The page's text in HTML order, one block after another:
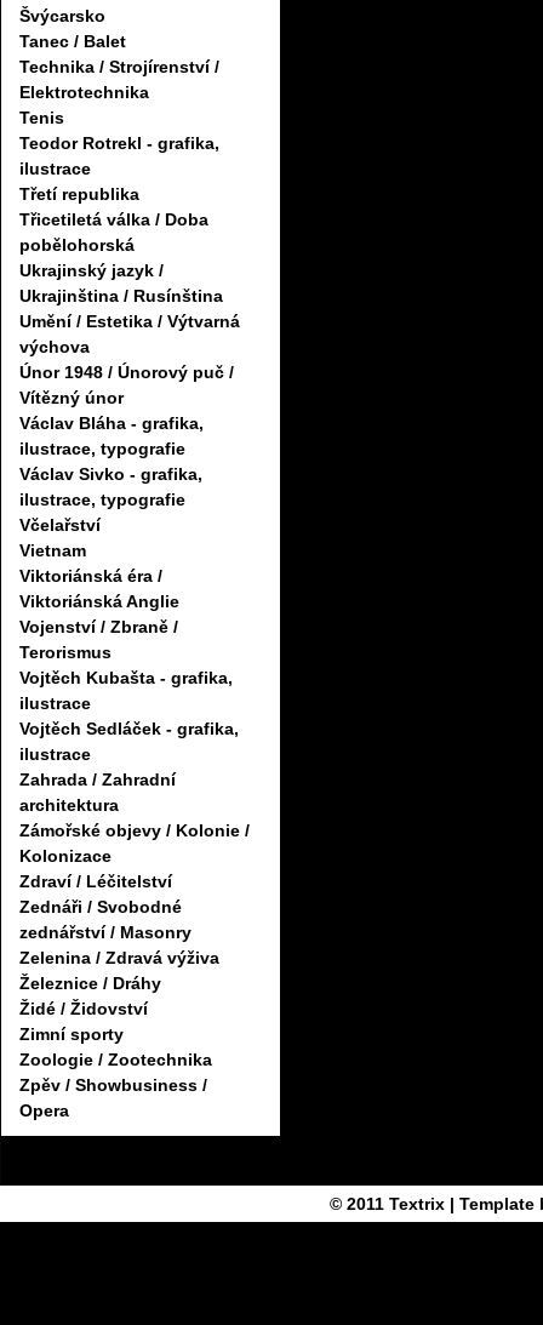
Švýcarsko
Tanec / Balet
Technika / Strojírenství /
Elektrotechnika
Tenis
Teodor Rotrekl - grafika,
ilustrace
Třetí republika
Třicetiletá válka / Doba
pobělohorská
Ukrajinský jazyk /
Ukrajinština / Rusínština
Umění / Estetika / Výtvarná
výchova
Únor 1948 / Únorový puč /
Vítězný únor
Václav Bláha - grafika,
ilustrace, typografie
Václav Sivko - grafika,
ilustrace, typografie
Včelařství
Vietnam
Viktoriánská éra /
Viktoriánská Anglie
Vojenství / Zbraně /
Terorismus
Vojtěch Kubašta - grafika,
ilustrace
Vojtěch Sedláček - grafika,
ilustrace
Zahrada / Zahradní
architektura
Zámořské objevy / Kolonie /
Kolonizace
Zdraví / Léčitelství
Zednáři / Svobodné
zednářství / Masonry
Zelenina / Zdravá výživa
Železnice / Dráhy
Židé / Židovství
Zimní sporty
Zoologie / Zootechnika
Zpěv / Showbusiness /
Opera
© 2011 Textrix| Template